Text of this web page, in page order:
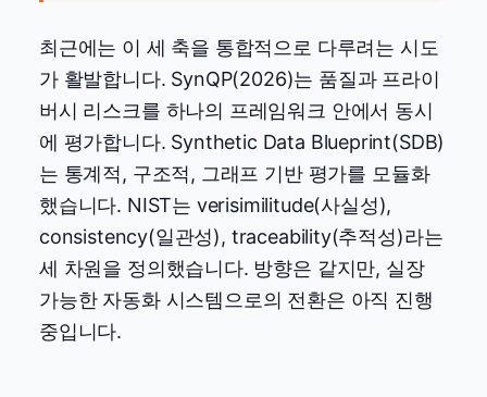
최근에는 이 세 축을 통합적으로 다루려는 시도
가 활발합니다. SynQP(2026)는 품질과 프라이
버시 리스크를 하나의 프레임워크 안에서 동시
에 평가합니다. Synthetic Data Blueprint(SDB)
는 통계적, 구조적, 그래프 기반 평가를 모듈화
했습니다. NIST는 verisimilitude(사실성),
consistency(일관성), traceability(추적성)라는
세 차원을 정의했습니다. 방향은 같지만, 실장
가능한 자동화 시스템으로의 전환은 아직 진행
중입니다.